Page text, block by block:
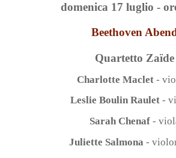
domenica 17 luglio -
Beethoven
Quartetto Zaïde
Charlotte Maclet-
Leslie Boulin Raulet -
Sarah Chenaf-
Juliette Salmona - violo